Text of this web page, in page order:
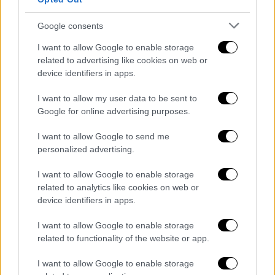
Google consents
I want to allow Google to enable storage
related to advertising like cookies on web or
device identifiers in apps.
I want to allow my user data to be sent to
Google for online advertising purposes.
I want to allow Google to send me
personalized advertising.
I want to allow Google to enable storage
related to analytics like cookies on web or
device identifiers in apps.
I want to allow Google to enable storage
related to functionality of the website or app.
I want to allow Google to enable storage
η οικογένεια για σοβαρούς
οικογενειακούς της λόγους έκανε
αίτηση και έλαβε άδεια για την
πραγματοποίηση της την
συγκεκριμένη μέρα και ώρα. Η άδεια
έχει ημερομηνία 05/03/2021 και
εξεδόθη από την Πολιτική
Προστασία.
— Άδωνις Γεωργιάδης
Σε ανάρτηση χρήστη τουtwitter, ο οποίος
ρωτά εάν μπορεί ο οποιοσδήποτε με
κάποιον τρόπο να πάρει άδεια για βάπτιση ο
Αδωνις Γεωργιάδηςτον κάλεσε να κάνει
εξηγήσει τους λόγους και τότε θα